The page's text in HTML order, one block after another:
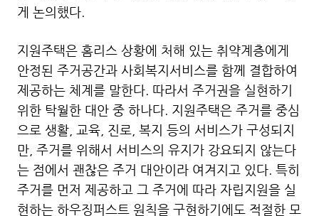
게 논의했다.
지원주택은 홈리스 상황에 처해 있는 취약계층에게
안정된 주거공간과 사회복지서비스를 함께 결합하여
제공하는 체계를 말한다. 따라서 주거권을 실현하기
위한 탁월한 대안 중 하나다. 지원주택은 주거를 중심
으로 생활, 교육, 진로, 복지 등의 서비스가 구성되지
만, 주거를 위해서 서비스의 유지가 강요되지 않는다
는 점에서 괜찮은 주거 대안이라 여겨지고 있다. 특히
주거를 먼저 제공하고 그 주거에 따라 자립지원을 실
현하는 하우징퍼스트 원칙을 구현하기에도 적절한 모